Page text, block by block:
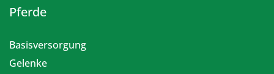
Pferde
Basisversorgung
Gelenke